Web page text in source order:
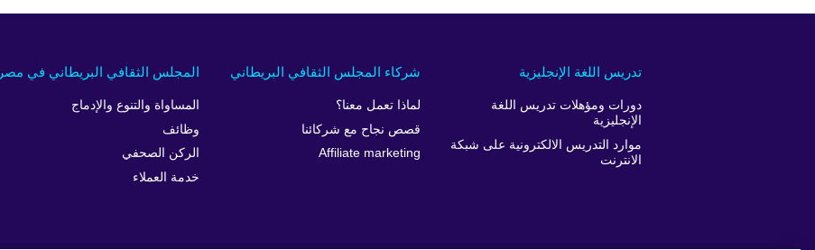
المجلس الثقافي البريطاني في مصر
المساواة والتنوع والإدماج
وظائف
الركن الصحفي
خدمة العملاء
شركاء المجلس الثقافي البريطاني
لماذا تعمل معنا؟
قصص نجاح مع شركائنا
Affiliate marketing
تدريس اللغة الإنجليزية
دورات ومؤهلات تدريس اللغة
الإنجليزية
موارد التدريس الالكترونية على شبكة
الانترنت